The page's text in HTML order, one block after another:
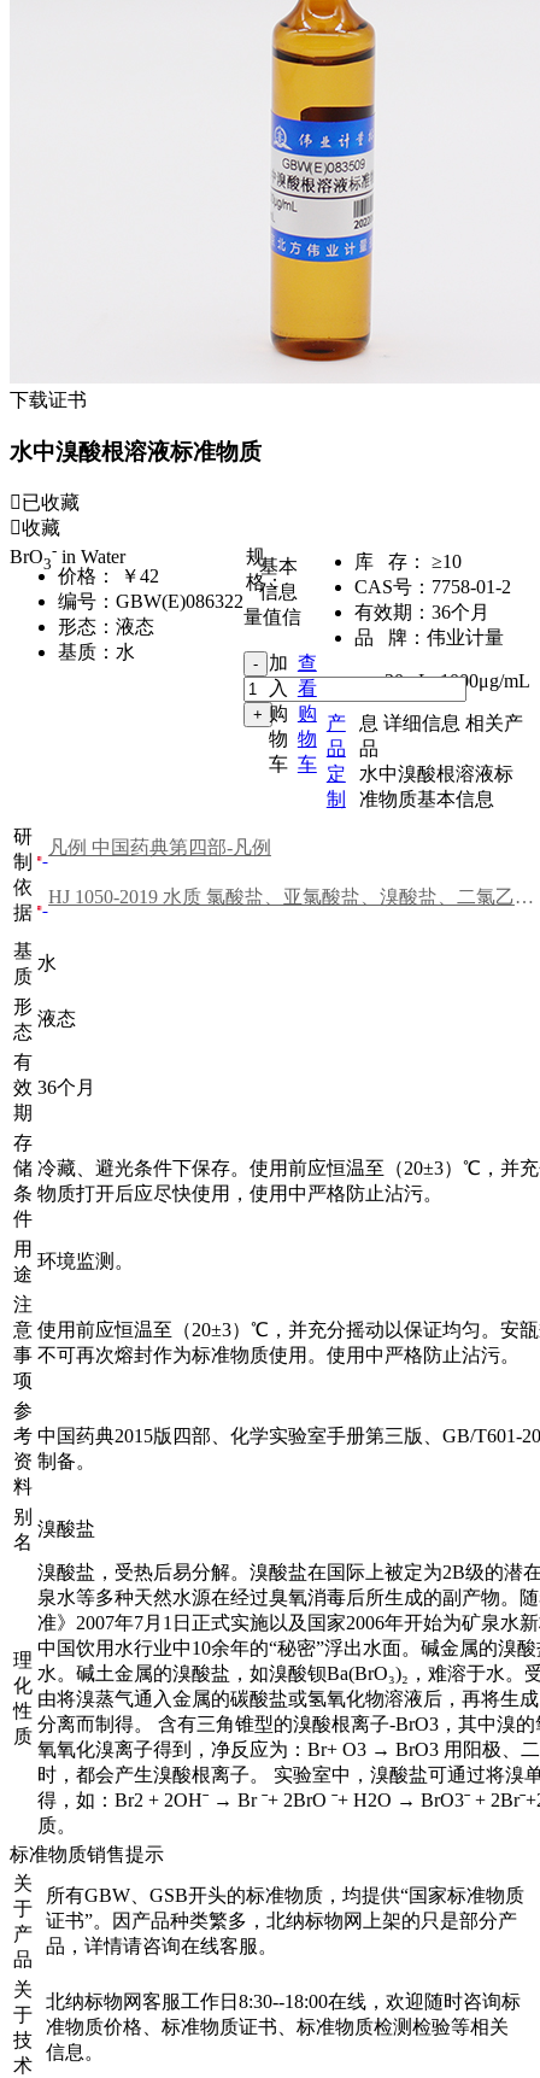
下载证书
水中溴酸根溶液标准物质
已收藏
收藏
BrO3
- in Water
价格：
￥42
编号： GBW(E)086322
形态： 液态
基质： 水
库 存：
≥10
CAS号： 7758-01-2
有效期： 36个月
品 牌： 伟业计量
规
格：
20mL,1000μg/mL
加
入
购
物
车
查
看
购
物
车
产
品
定
制
基本
信息
量值信
息 详细信息 相关产
品
水中溴酸根溶液标
准物质基本信息
研
制
依
据
凡例 中国药典第四部-凡例
HJ 1050-2019 水质 氯酸盐、亚氯酸盐、溴酸盐、二氯乙酸和三氯乙酸的测定 离子色谱法
基
质
水
形
态
液态
有
效
期
36个月
存
储
条
件
冷藏、避光条件下保存。使用前应恒温至（20±3）℃，并
物质打开后应尽快使用，使用中严格防止沾污。
用
途
环境监测。
注
意
事
项
使用前应恒温至（20±3）℃，并充分摇动以保证均匀。安
不可再次熔封作为标准物质使用。使用中严格防止沾污。
参
考
资
料
中国药典2015版四部、化学实验室手册第三版、GB/T601-
制备。
别
名
溴酸盐
理
化
性
质
溴酸盐，受热后易分解。溴酸盐在国际上被定为2B级的潜
泉水等多种天然水源在经过臭氧消毒后所生成的副产物。
准》2007年7月1日正式实施以及国家2006年开始为矿泉水
中国饮用水行业中10余年的“秘密”浮出水面。碱金属的溴
水。碱土金属的溴酸盐，如溴酸钡Ba(BrO₃)₂，难溶于水。
由将溴蒸气通入金属的碳酸盐或氢氧化物溶液后，再将生
分离而制得。 含有三角锥型的溴酸根离子-BrO3，其中溴
氧氧化溴离子得到，净反应为：Br+ O3 → BrO3 用阳极、
时，都会产生溴酸根离子。 实验室中，溴酸盐可通过将溴
得，如：Br2 + 2OHˉ → Br ˉ+ 2BrO ˉ+ H2O → BrO3ˉ +
质。
标准物质销售提示
关
于
产
品
所有GBW、GSB开头的标准物质，均提供“国家标准物质
证书”。因产品种类繁多，北纳标物网上架的只是部分产
品，详情请咨询在线客服。
关
于
技
术
北纳标物网客服工作日8:30--18:00在线，欢迎随时咨询标
准物质价格、标准物质证书、标准物质检测检验等相关
信息。